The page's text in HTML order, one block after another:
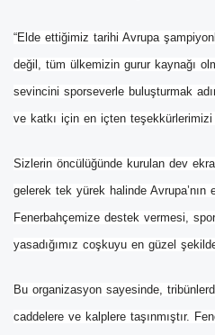
“Elde ettiğimiz tarihi Avrupa
değil, tüm ülkemizin gurur kaynağı
sevincini sporseverle buluşturmak
ve katkı için en içten teşekkürlerimizi
Sizlerin öncülüğünde kurulan dev
gelerek tek yürek halinde Avrupa’nın
Fenerbahçemize destek vermesi,
yasadığımız coşkuyu en güzel
Bu organizasyon sayesinde,
caddelere ve kalplere taşınmıştır.